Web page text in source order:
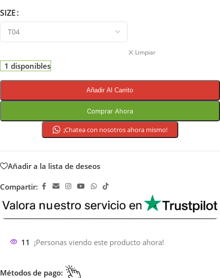
SIZE
Limpiar
1 disponibles
Añadir Al Carrito
Comprar Ahora
¡Chatea con nosotros ahora mismo!
Añadir a la lista de deseos
Compartir:
11 ¡Personas viendo este producto ahora!
Métodos de pago: